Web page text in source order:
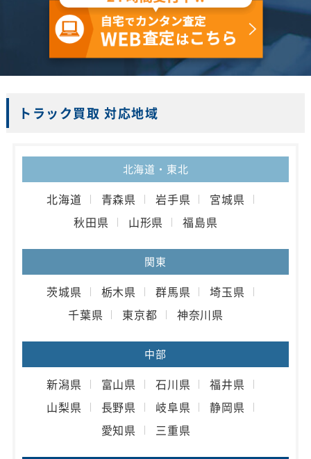
トラック買取 対応地域
北海道・東北
北海道 青森県 岩手県
宮城県
秋田県
山形県 福島県
関東
茨城県 栃木県 群馬県
埼玉県
千葉県
東京都 神奈川県
中部
新潟県 富山県 石川県
福井県
山梨県
長野県 岐阜県
静岡県
愛知県
三重県